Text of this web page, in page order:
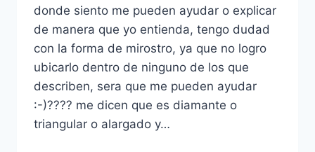
donde siento me pueden ayudar o explicar
de manera que yo entienda, tengo dudad
con la forma de mirostro, ya que no logro
ubicarlo dentro de ninguno de los que
describen, sera que me pueden ayudar
:-)???? me dicen que es diamante o
triangular o alargado y…